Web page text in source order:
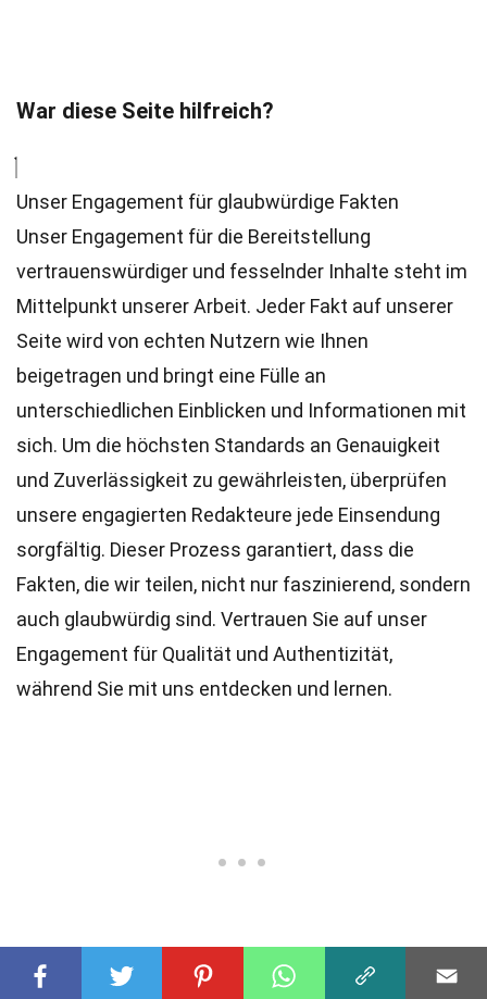
War diese Seite hilfreich?
Unser Engagement für glaubwürdige Fakten
Unser Engagement für die Bereitstellung
vertrauenswürdiger und fesselnder Inhalte steht im
Mittelpunkt unserer Arbeit. Jeder Fakt auf unserer
Seite wird von echten Nutzern wie Ihnen
beigetragen und bringt eine Fülle an
unterschiedlichen Einblicken und Informationen mit
sich. Um die höchsten Standards an Genauigkeit
und Zuverlässigkeit zu gewährleisten, überprüfen
unsere engagierten Redakteure jede Einsendung
sorgfältig. Dieser Prozess garantiert, dass die
Fakten, die wir teilen, nicht nur faszinierend, sondern
auch glaubwürdig sind. Vertrauen Sie auf unser
Engagement für Qualität und Authentizität,
während Sie mit uns entdecken und lernen.